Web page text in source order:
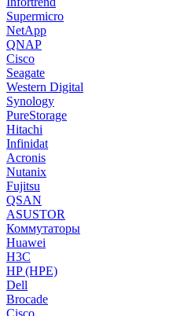
Supermicro
NetApp
QNAP
Cisco
Seagate
Western Digital
Synology
PureStorage
Hitachi
Infinidat
Acronis
Nutanix
Fujitsu
QSAN
ASUSTOR
Коммутаторы
Huawei
H3C
HP (HPE)
Dell
Brocade
Cisco